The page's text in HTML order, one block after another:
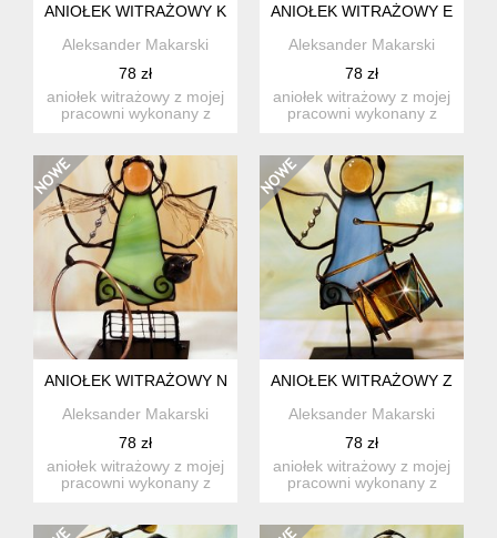
ANIOŁEK WITRAŻOWY KIEROWCA
Aleksander Makarski
78 zł
aniołek witrażowy z mojej
pracowni wykonany z
ANIOŁEK WITRAŻOWY
Aleksander Makarski
78 zł
aniołek witrażowy z mojej
pracowni wykonany z
ANIOŁEK WITRAŻOWY NAUCZYCIELKA W-F
Aleksander Makarski
78 zł
aniołek witrażowy z mojej
pracowni wykonany z
ANIOŁEK WITRAŻOWY Z
Aleksander Makarski
78 zł
aniołek witrażowy z mojej
pracowni wykonany z